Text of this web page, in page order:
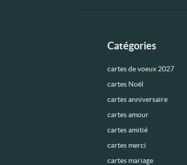
Catégories
cartes de voeux 2027
cartes Noël
cartes anniversaire
cartes amour
cartes amitié
cartes merci
cartes mariage